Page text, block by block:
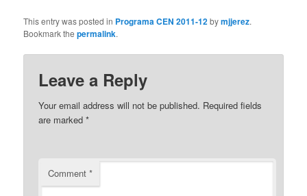
This entry was posted in Programa CEN 2011-12bymjjerez.
Bookmark thepermalink.
Leave a Reply
Your email address will not be published. Required fields
are marked*
Comment*